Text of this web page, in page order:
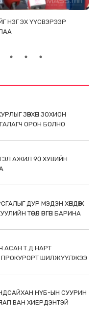
НЭГ ЭХ ҮҮСВЭРЭЭР
ЗӨВХӨН ЗОХИОН
ОРОН БОЛНО
АЖИЛ 90 ХУВИЙН
ДУР МЭДЭН ХӨНДӨЖ
ТӨСӨЛ ӨРГӨН БАРИНА
АСАН Т.Д НАРТ
ПРОКУРОРТ ШИЛЖҮҮЛЖЭЭ
НҮБ-ЫН СУУРИН
ВАН ХИЕРДЭНТЭЙ